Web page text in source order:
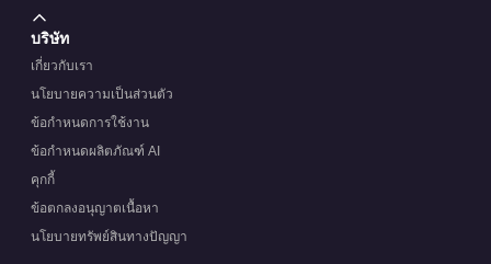
บริษัท
เกี่ยวกับเรา
นโยบายความเป็นส่วนตัว
ข้อกำหนดการใช้งาน
ข้อกำหนดผลิตภัณฑ์ AI
คุกกี้
ข้อตกลงอนุญาตเนื้อหา
นโยบายทรัพย์สินทางปัญญา